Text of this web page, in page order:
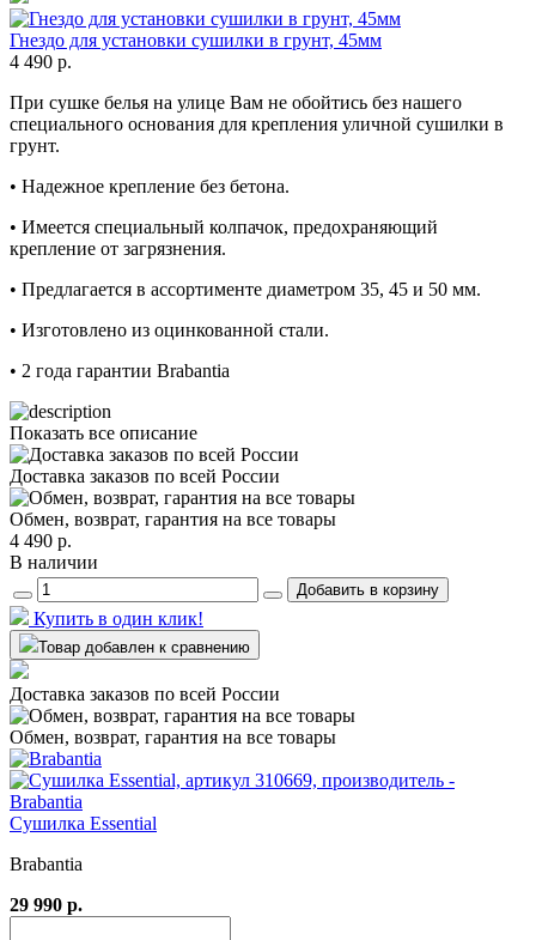
Гнездо для установки сушилки в грунт, 45мм
4 490 р.
При сушке белья на улице Вам не обойтись без нашего
специального основания для крепления уличной сушилки в
грунт.
• Надежное крепление без бетона.
• Имеется специальный колпачок, предохраняющий
крепление от загрязнения.
• Предлагается в ассортименте диаметром 35, 45 и 50 мм.
• Изготовлено из оцинкованной стали.
• 2 года гарантии Brabantia
Показать все описание
Доставка заказов по всей России
Обмен, возврат, гарантия на все товары
4 490 р.
В наличии
Добавить в корзину
Купить в один клик!
Товар добавлен к сравнению
Доставка заказов по всей России
Обмен, возврат, гарантия на все товары
Сушилка Essential
Brabantia
29 990 р.